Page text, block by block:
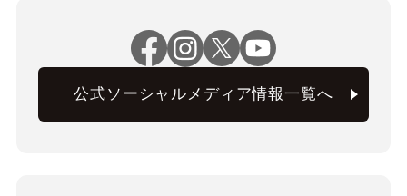
公式ソーシャルメディア情報一覧へ